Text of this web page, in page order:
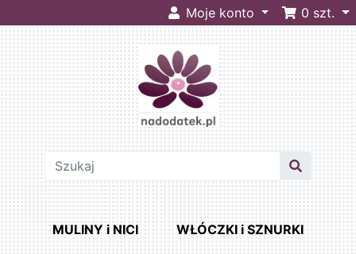
Moje konto 0 szt.
MULINY i NICI WŁÓCZKI i SZNURKI